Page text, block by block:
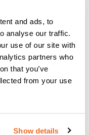
and ads, to
analyse our traffic.
use of our site with
partners who
that you’ve
from your use
Show details